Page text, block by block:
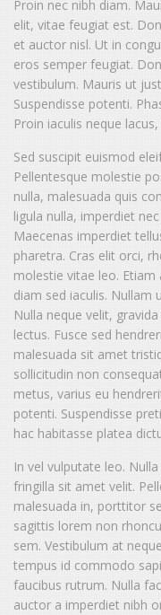
Proin nec nibh diam.
elit, vitae feugiat est.
et auctor nisl. Ut in
eros semper feugiat.
vestibulum. Mauris ut
Suspendisse potenti.
Proin iaculis neque
Sed suscipit euismod
Pellentesque molestie
nulla, malesuada quis
ligula nulla, imperdiet
Maecenas imperdiet
pharetra. Cras elit orci,
molestie vitae leo.
diam sed iaculis. Nullam
Nulla neque velit,
lectus. Fusce sed
malesuada sit amet
sollicitudin non
metus, varius eu
potenti. Suspendisse
hac habitasse platea
In vel vulputate leo.
fringilla sit amet velit.
malesuada in, porttitor
sagittis lorem non
sem. Vestibulum at
tempus id commodo
faucibus rutrum. Nulla
auctor a imperdiet nibh